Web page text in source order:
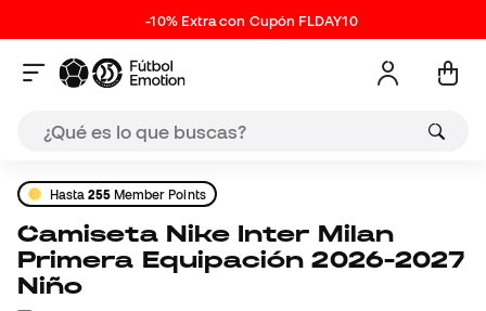
-10% Extra con Cupón FLDAY10
Hasta255Member Points
Camiseta Nike Inter Milan
Primera Equipación 2026-2027
Niño